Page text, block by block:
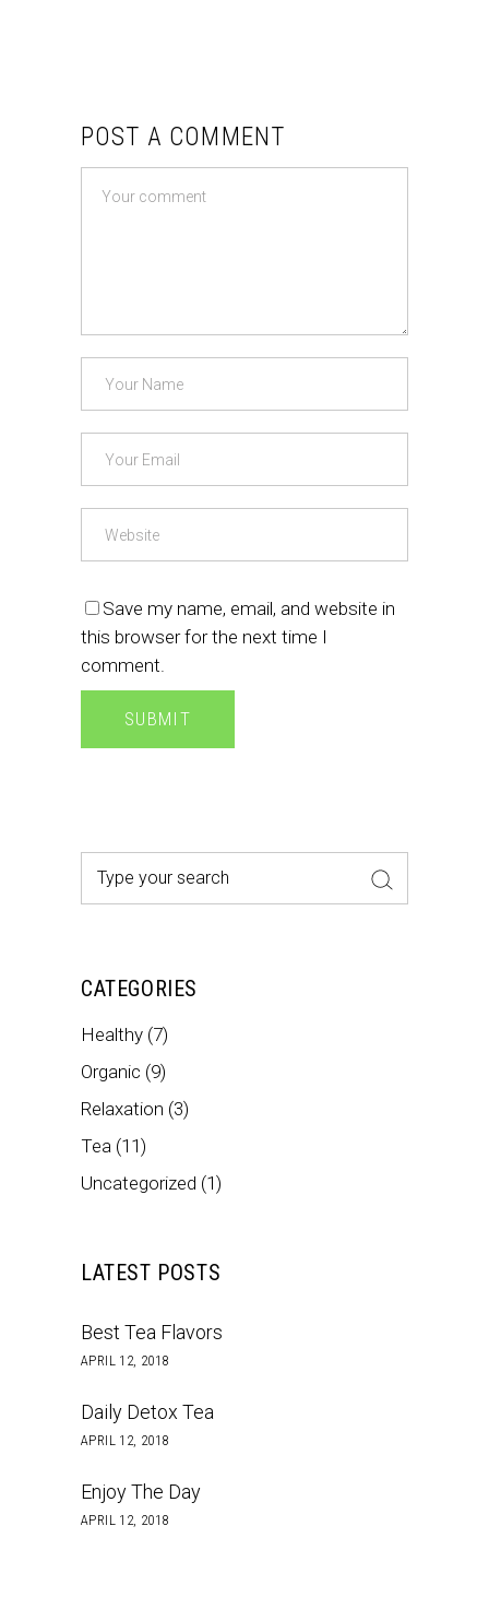
POST A COMMENT
Save my name, email, and website in
this browser for the next time I
comment.
for:
CATEGORIES
Healthy (7)
Organic (9)
Relaxation (3)
Tea (11)
Uncategorized (1)
LATEST POSTS
Best Tea Flavors
APRIL 12, 2018
Daily Detox Tea
APRIL 12, 2018
Enjoy The Day
APRIL 12, 2018